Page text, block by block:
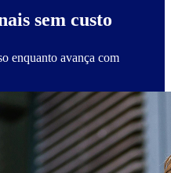
sem custo
enquanto avança com